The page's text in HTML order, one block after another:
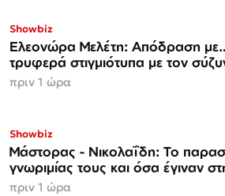
Showbiz
Ελεονώρα Μελέτη: Απόδραση με…
τρυφερά στιγμιότυπα με τον
πριν 1 ώρα
Showbiz
Μάστορας - Νικολαΐδη: Το
γνωριμίας τους και όσα έγιναν
πριν 1 ώρα